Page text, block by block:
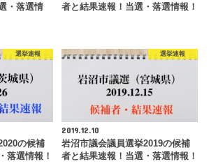
・落選情
者と結果速報！当選・落選情報！
選挙速報
の候補
落選情報！
選挙速報
2019.12.10
岩沼市議会議員選挙2019の候補
者と結果速報！当選・落選情報！